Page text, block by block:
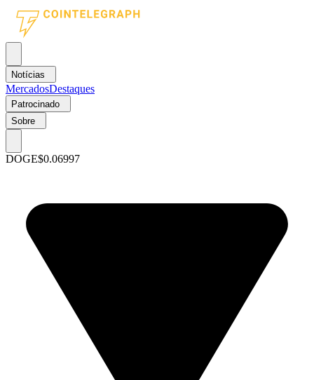
Notícias
MercadosDestaques
Patrocinado
Sobre
DOGE$0.06997